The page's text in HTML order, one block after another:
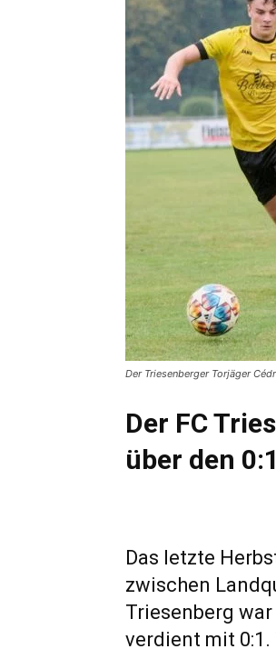
Der Triesenberger Torjäger
Der FC
über den
Das letzte
zwischen
Triesenberg
verdient mit 0:1.